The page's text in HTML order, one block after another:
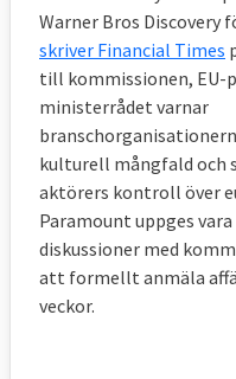
Warner Bros Discovery
skriver Financial Times
till kommissionen, EU-
ministerrådet varnar
kulturell mångfald och
aktörers kontroll över
Paramount uppges
diskussioner med
att formellt anmäla
veckor.